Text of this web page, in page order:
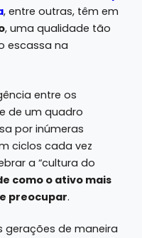
, entre outras, têm em
, uma qualidade tão
escassa na
entre os
de um quadro
por inúmeras
ciclos cada vez
a “cultura do
como o ativo mais
preocupar.
gerações de maneira